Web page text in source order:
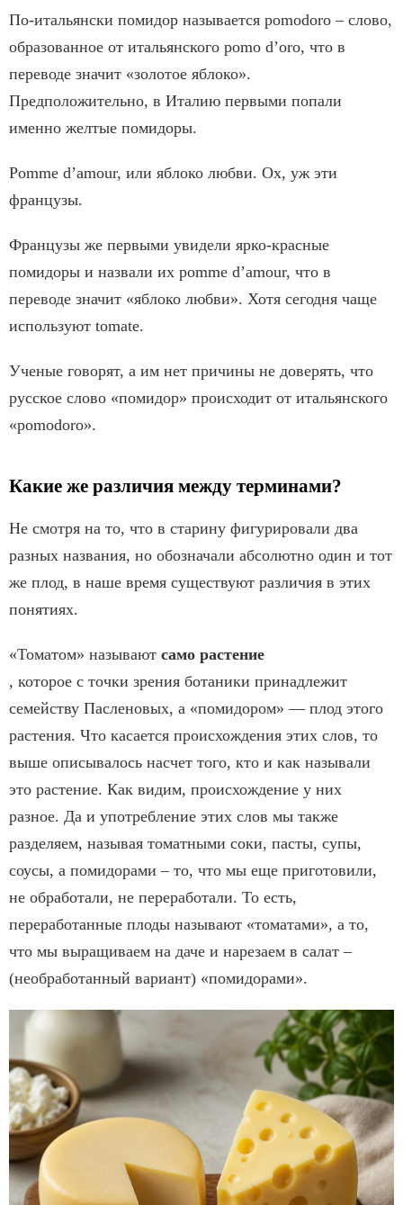
По-итальянски помидор называется pomodoro – слово,
образованноe от итальянского pomo d’oro, что в
переводе значит «золотое яблоко».
Предположительно, в Италию первыми попали
именно желтые помидоры.
Pomme d’amour, или яблоко любви. Ох, уж эти
французы.
Французы же первыми увидели ярко-красные
помидоры и назвали их pomme d’amour, что в
переводе значит «яблоко любви». Хотя сегодня чаще
используют tomate.
Ученые говорят, а им нет причины не доверять, что
русское слово «помидор» происходит от итальянского
«рomodoro».
Какие же различия между терминами?
Не смотря на то, что в старину фигурировали два
разных названия, но обозначали абсолютно один и тот
же плод, в наше время существуют различия в этих
понятиях.
«Томатом» называют само растение
, которое с точки зрения ботаники принадлежит
семейству Пасленовых, а «помидором» — плод этого
растения. Что касается происхождения этих слов, то
выше описывалось насчет того, кто и как называли
это растение. Как видим, происхождение у них
разное. Да и употребление этих слов мы также
разделяем, называя томатными соки, пасты, супы,
соусы, а помидорами – то, что мы еще приготовили,
не обработали, не переработали. То есть,
переработанные плоды называют «томатами», а то,
что мы выращиваем на даче и нарезаем в салат –
(необработанный вариант) «помидорами».